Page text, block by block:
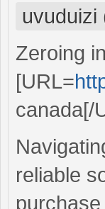
uvuduizi
Zeroing
[URL=
canada[/
reliable